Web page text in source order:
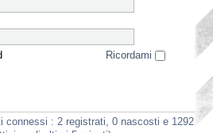
Ricordami
connessi : 2 registrati, 0 nascosti e 1292